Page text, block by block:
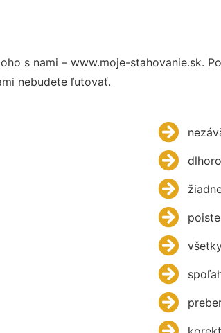
s nami – www.moje-stahovanie.sk.
nebudete ľutovať.